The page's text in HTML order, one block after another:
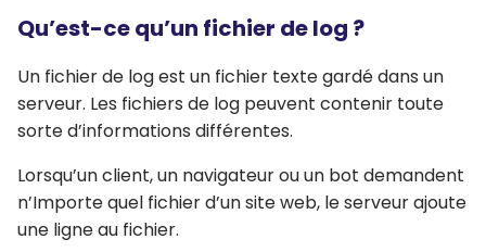
Qu’est-ce qu’un fichier de log ?
Un fichier de log est un fichier texte gardé dans un
serveur. Les fichiers de log peuvent contenir toute
sorte d’informations différentes.
Lorsqu’un client, un navigateur ou un bot demandent
n’Importe quel fichier d’un site web, le serveur ajoute
une ligne au fichier.